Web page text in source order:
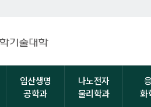
임산생명
공학과
나노전자
물리학과
화